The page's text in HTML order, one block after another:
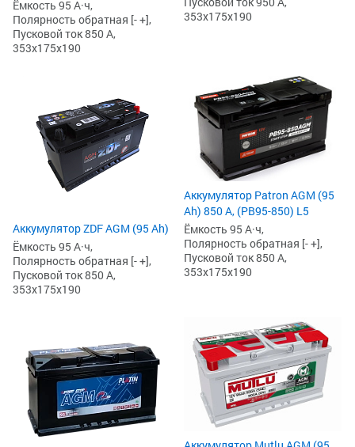
Ёмкость 95 А·ч,
Полярность обратная [- +],
Пусковой ток 850 А,
353x175x190
353x175x190
Аккумулятор ZDF AGM (95 Ah)
Ёмкость 95 А·ч,
Полярность обратная [- +],
Пусковой ток 850 А,
353x175x190
Аккумулятор Patron AGM (95
Ah) 850 А, (PB95-850) L5
Ёмкость 95 А·ч,
Полярность обратная [- +],
Пусковой ток 850 А,
353x175x190